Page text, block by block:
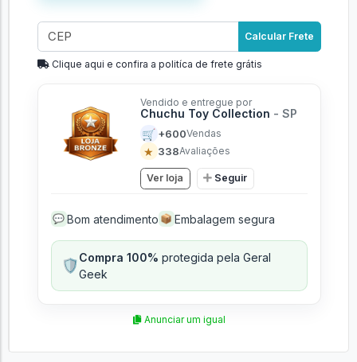
Calcular Frete
Clique aqui e confira a politíca de frete grátis
Vendido e entregue por
Chuchu Toy Collection - SP
🛒 +600Vendas
★ 338Avaliações
Ver loja Seguir
💬 Bom atendimento 📦 Embalagem segura
🛡️Compra 100% protegida pela Geral
Geek
Anunciar um igual